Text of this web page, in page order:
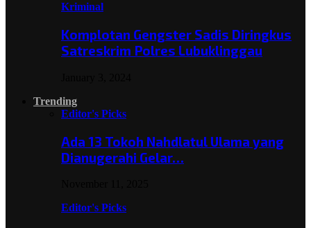
Kriminal
Komplotan Gengster Sadis Diringkus
Satreskrim Polres Lubuklinggau
Trending
Editor's Picks
Ada 13 Tokoh Nahdlatul Ulama yang
Dianugerahi Gelar…
Editor's Picks